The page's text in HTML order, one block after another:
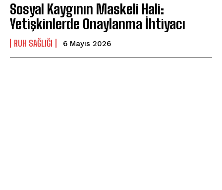
Sosyal Kaygının Maskeli Hali:
Yetişkinlerde Onaylanma İhtiyacı
⁠RUH SAĞLIĞI 6 Mayıs 2026